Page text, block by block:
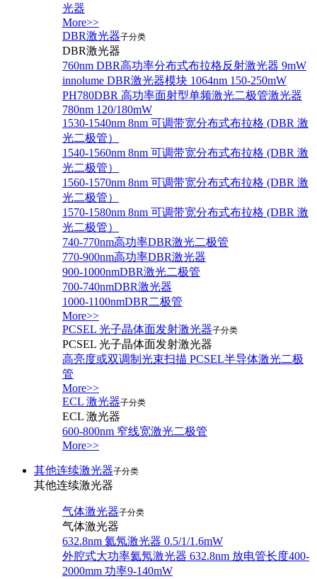
光器
More>>
DBR激光器子分类
DBR激光器
760nm DBR高功率分布式布拉格反射激光器 9mW
innolume DBR激光器模块 1064nm 150-250mW
PH780DBR 高功率面射型单频激光二极管激光器
780nm 120/180mW
1530-1540nm 8nm 可调带宽分布式布拉格 (DBR 激
光二极管）
1540-1560nm 8nm 可调带宽分布式布拉格 (DBR 激
光二极管）
1560-1570nm 8nm 可调带宽分布式布拉格 (DBR 激
光二极管）
1570-1580nm 8nm 可调带宽分布式布拉格 (DBR 激
光二极管）
740-770nm高功率DBR激光二极管
770-900nm高功率DBR激光器
900-1000nmDBR激光二极管
700-740nmDBR激光器
1000-1100nmDBR二极管
More>>
PCSEL 光子晶体面发射激光器子分类
PCSEL 光子晶体面发射激光器
高亮度或双调制光束扫描 PCSEL半导体激光二极
管
More>>
ECL 激光器子分类
ECL 激光器
600-800nm 窄线宽激光二极管
More>>
其他连续激光器子分类
其他连续激光器
气体激光器子分类
气体激光器
632.8nm 氦氖激光器 0.5/1/1.6mW
外腔式大功率氦氖激光器 632.8nm 放电管长度400-
2000mm 功率9-140mW